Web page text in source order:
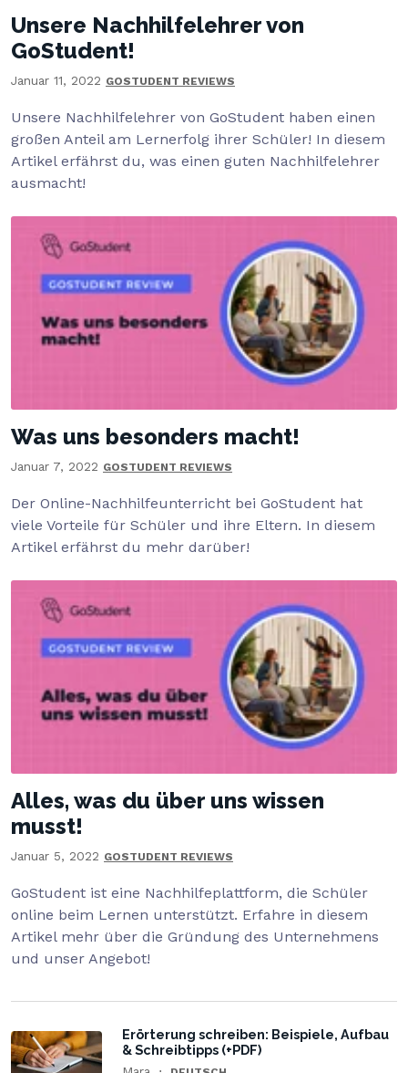
Unsere Nachhilfelehrer von
GoStudent!
Januar 11, 2022 GOSTUDENT REVIEWS
Unsere Nachhilfelehrer von GoStudent haben einen
großen Anteil am Lernerfolg ihrer Schüler! In diesem
Artikel erfährst du, was einen guten Nachhilfelehrer
ausmacht!
Was uns besonders macht!
Januar 7, 2022 GOSTUDENT REVIEWS
Der Online-Nachhilfeunterricht bei GoStudent hat
viele Vorteile für Schüler und ihre Eltern. In diesem
Artikel erfährst du mehr darüber!
Alles, was du über uns wissen
musst!
Januar 5, 2022 GOSTUDENT REVIEWS
GoStudent ist eine Nachhilfeplattform, die Schüler
online beim Lernen unterstützt. Erfahre in diesem
Artikel mehr über die Gründung des Unternehmens
und unser Angebot!
Erörterung schreiben: Beispiele, Aufbau
& Schreibtipps (+PDF)